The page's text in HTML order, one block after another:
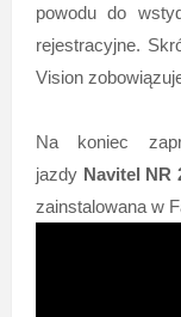
powodu do
rejestracyjne.
Vision
Na koniec
jazdy Navitel NR
zainstalowana w